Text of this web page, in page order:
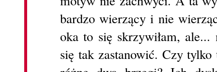
bardzo wierzący i nie
oka to się skrzywiłam,
się tak zastanowić. Czy